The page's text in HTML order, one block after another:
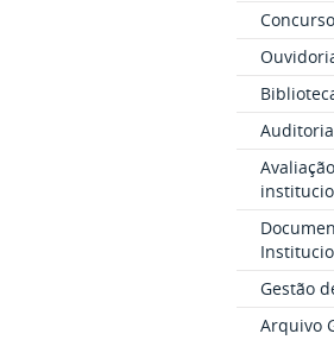
Avaliação
Gestão
Arquivo